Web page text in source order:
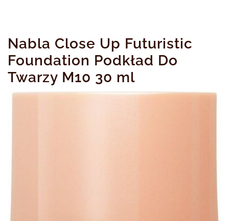
Nabla Close Up Futuristic
Foundation Podkład Do
Twarzy M10 30 ml